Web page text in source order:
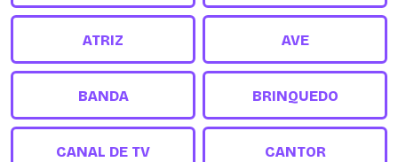
ATRIZ AVE
BANDA BRINQUEDO
CANAL DE TV CANTOR